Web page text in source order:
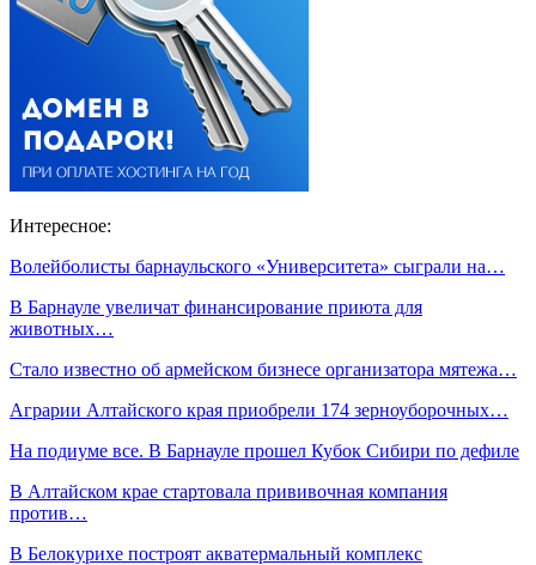
Интересное:
Волейболисты барнаульского «Университета» сыграли на…
В Барнауле увеличат финансирование приюта для
животных…
Стало известно об армейском бизнесе организатора мятежа…
Аграрии Алтайского края приобрели 174 зерноуборочных…
На подиуме все. В Барнауле прошел Кубок Сибири по дефиле
В Алтайском крае стартовала прививочная компания
против…
В Белокурихе построят акватермальный комплекс